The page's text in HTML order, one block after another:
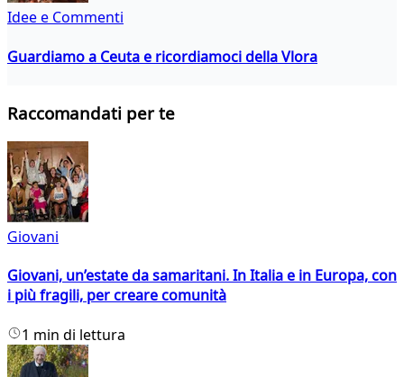
Idee e Commenti
Guardiamo a Ceuta e ricordiamoci della Vlora
Raccomandati per te
Giovani
Giovani, un’estate da samaritani. In Italia e in Europa, con
i più fragili, per creare comunità
1 min di lettura